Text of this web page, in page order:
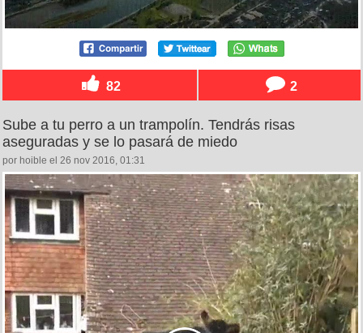
82 2
Sube a tu perro a un trampolín. Tendrás risas
aseguradas y se lo pasará de miedo
por hoible el 26 nov 2016, 01:31